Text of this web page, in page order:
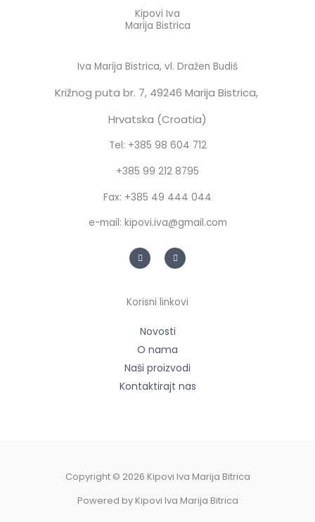
Kipovi Iva
Marija Bistrica
Iva Marija Bistrica, vl. Dražen Budiš
Križnog puta br. 7, 49246 Marija Bistrica,
Hrvatska (Croatia)
Tel: +385 98 604 712
+385 99 212 8795
Fax: +385 49 444 044
e-mail: kipovi.iva@gmail.com
F
a
c
o
f
G
o
o
Korisni linkovi
Novosti
O nama
Naši proizvodi
Kontaktirajt nas
Copyright © 2026 Kipovi Iva Marija Bitrica
Powered by Kipovi Iva Marija Bitrica